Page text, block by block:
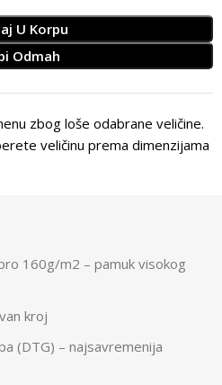
U Korpu
Odmah
zbog loše odabrane veličine.
veličinu prema dimenzijama
160g/m2 – pamuk visokog
kroj
(DTG) – najsavremenija